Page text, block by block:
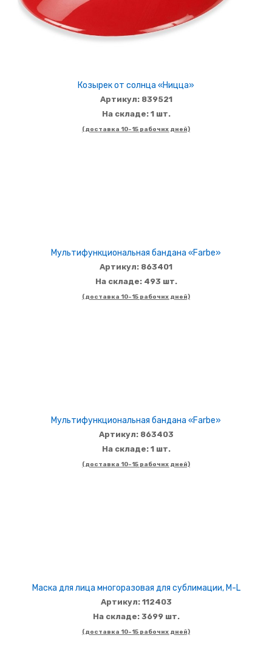
Козырек от солнца «Ницца»
Артикул: 839521
На складе: 1 шт.
(доставка 10-15 рабочих дней)
Мультифункциональная бандана «Farbe»
Артикул: 863401
На складе: 493 шт.
(доставка 10-15 рабочих дней)
Мультифункциональная бандана «Farbe»
Артикул: 863403
На складе: 1 шт.
(доставка 10-15 рабочих дней)
Маска для лица многоразовая для сублимации, M-L
Артикул: 112403
На складе: 3699 шт.
(доставка 10-15 рабочих дней)